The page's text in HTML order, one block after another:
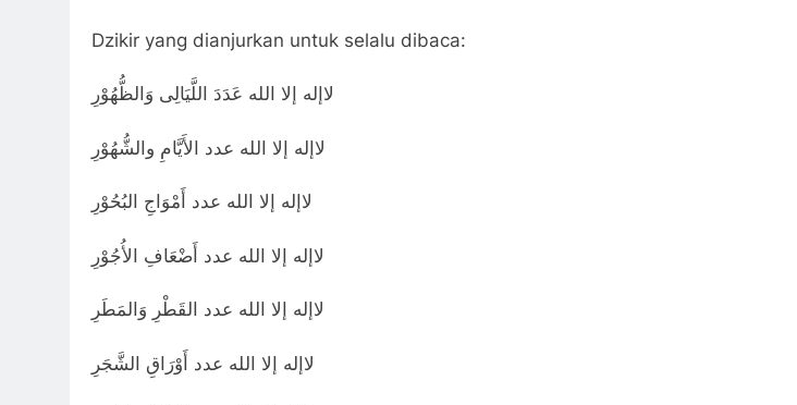
Dzikir yang dianjurkan untuk selalu dibaca:
لاإله إلا الله عَدَدَ اللَّيَالِى وَالظُّهُوْرِ
لاإله إلا الله عدد الأَيَّامِ والشُّهُوْرِ
لاإله إلا الله عدد أَمْوَاجِ البُحُوْرِ
لاإله إلا الله عدد أَضْعَافِ الأُجُوْرِ
لاإله إلا الله عدد القَطْرِ وَالمَطَرِ
لاإله إلا الله عدد أَوْرَاقِ الشَّجَرِ